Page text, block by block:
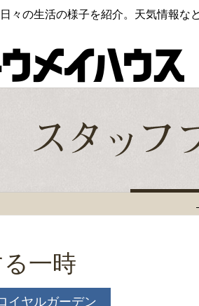
々の生活の様子を紹介。天気情報な
一時
イヤルガーデン